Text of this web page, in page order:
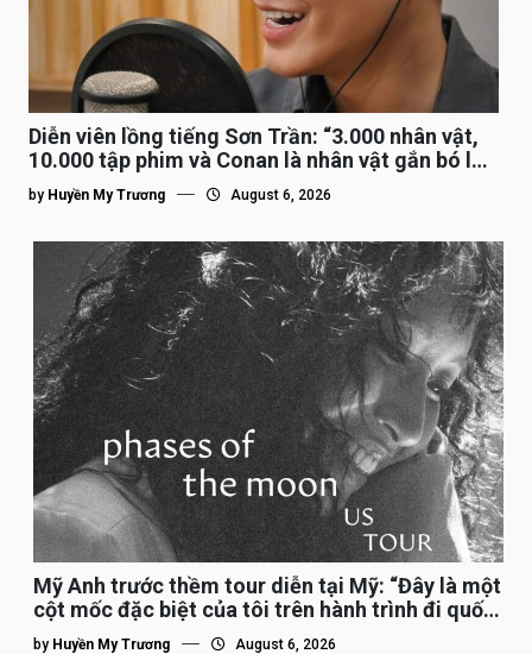
Diễn viên lồng tiếng Sơn Trần: “3.000 nhân vật,
10.000 tập phim và Conan là nhân vật gắn bó lâu
nhất”
by Huyền My Trương August 6, 2026
Mỹ Anh trước thềm tour diễn tại Mỹ: “Đây là một
cột mốc đặc biệt của tôi trên hành trình đi quốc
tế”
by Huyền My Trương August 6, 2026